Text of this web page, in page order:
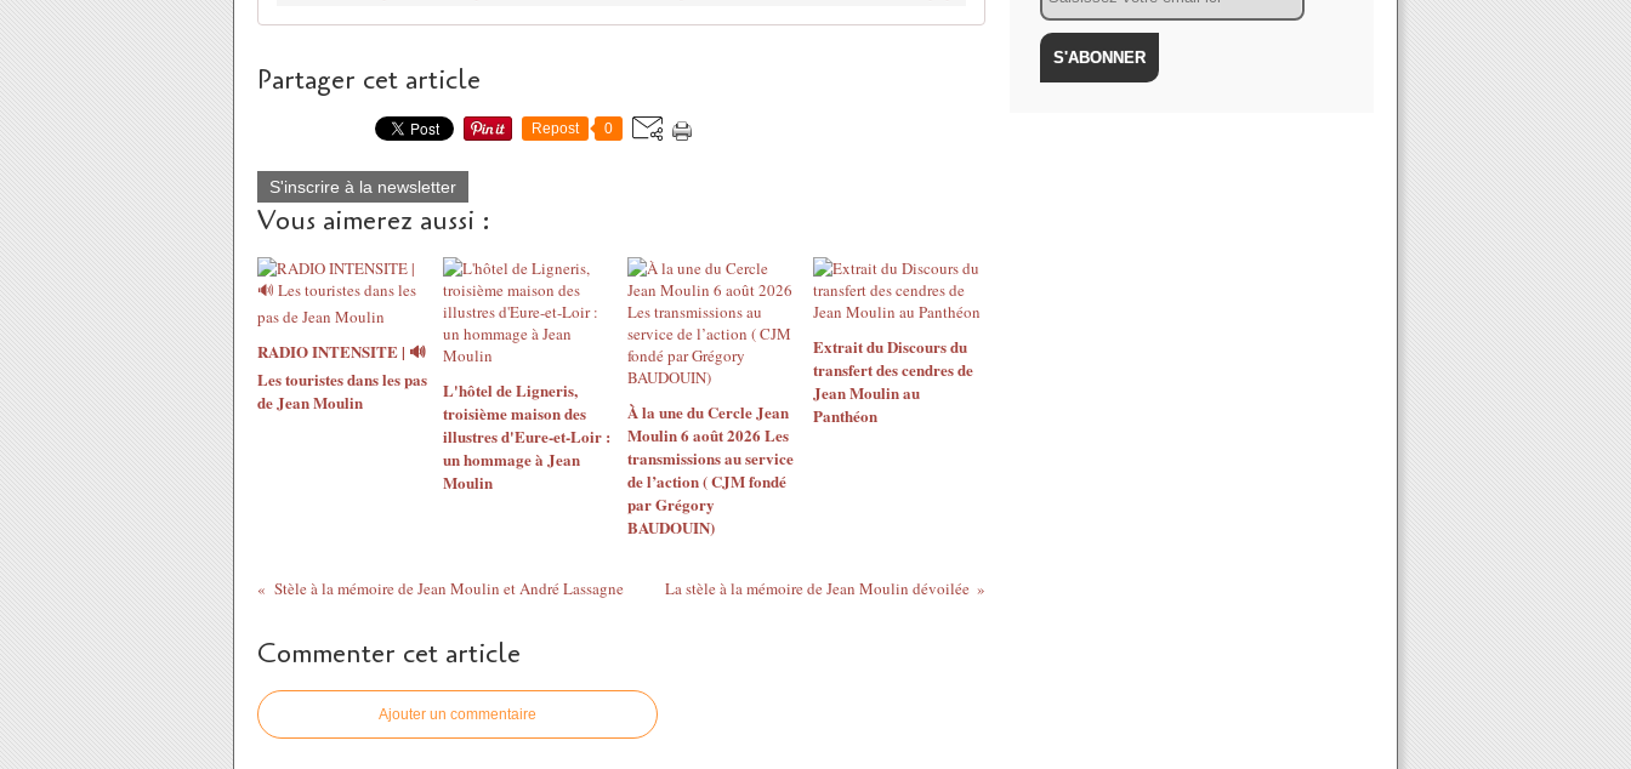
Partager cet article
Repost 0
S'inscrire à la newsletter
Vous aimerez aussi :
RADIO INTENSITE | 🔊
Les touristes dans les pas
de Jean Moulin
L'hôtel de Ligneris,
troisième maison des
illustres d'Eure-et-Loir :
un hommage à Jean
Moulin
À la une du Cercle Jean
Moulin 6 août 2026 Les
transmissions au service
de l’action ( CJM fondé
par Grégory
BAUDOUIN)
Extrait du Discours du
transfert des cendres de
Jean Moulin au
Panthéon
Stèle à la mémoire de Jean Moulin et André Lassagne La stèle à la mémoire de Jean Moulin dévoilée
Commenter cet article
Ajouter un commentaire